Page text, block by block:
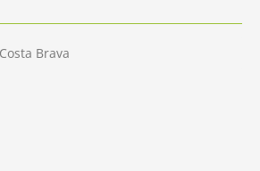
Costa Brava